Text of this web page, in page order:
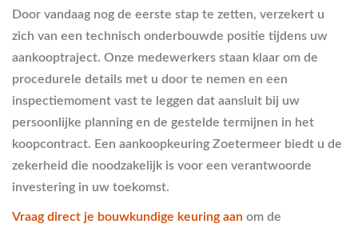
Door vandaag nog de eerste stap te zetten, verzekert u
zich van een technisch onderbouwde positie tijdens uw
aankooptraject. Onze medewerkers staan klaar om de
procedurele details met u door te nemen en een
inspectiemoment vast te leggen dat aansluit bij uw
persoonlijke planning en de gestelde termijnen in het
koopcontract. Een aankoopkeuring Zoetermeer biedt u de
zekerheid die noodzakelijk is voor een verantwoorde
investering in uw toekomst.
Vraag direct je bouwkundige keuring aan om de